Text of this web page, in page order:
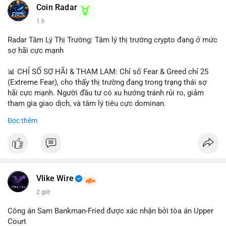
khoản mỏng.
#theodoidongtien
📰 Nguồn: CoinDesk
Coin Radar
1 h
Radar Tâm Lý Thị Trường: Tâm lý thị trường crypto đang ở mức
sợ hãi cực mạnh
📊 CHỈ SỐ SỢ HÃI & THAM LAM: Chỉ số Fear & Greed chỉ 25
(Extreme Fear), cho thấy thị trường đang trong trạng thái sợ
hãi cực mạnh. Người đầu tư có xu hướng tránh rủi ro, giảm
tham gia giao dịch, và tâm lý tiêu cực dominan.
📈 XU HƯỚNG TÌM KIẾM & THẢO LUẬN: Coin được tìm kiếm
(BTC), Sui (SUI), Pudgy Penguins (PENGU). Trên Google Trends
các chủ đề không liên quan trực tiếp đến crypto.
trên Binance Square tập trung vào chiến lược trading, lệnh kẹp,
và cập nhật về sự kiện như 'Lãi lỗ chưa ghi nhận'. Trên
Đọc thêm
Vlike Wire
2 giờ
Công án Sam Bankman-Fried được xác nhận bởi tòa án Upper
Court